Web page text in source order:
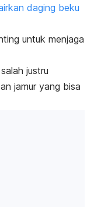
daging beku
untuk menjaga
justru
jamur yang bisa